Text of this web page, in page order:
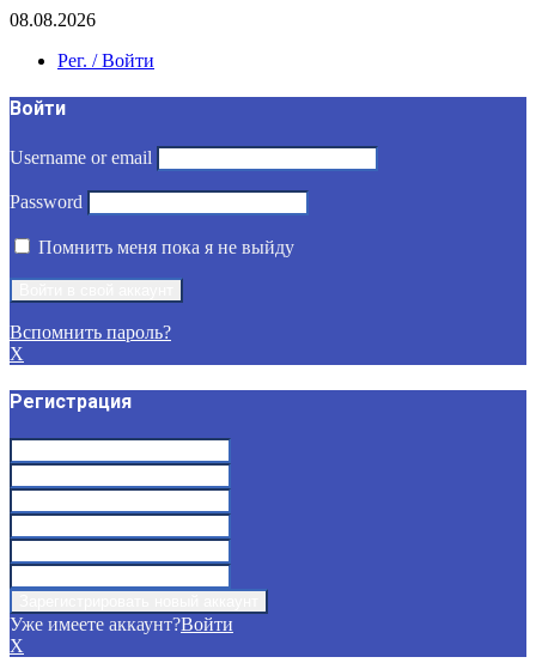
08.08.2026
Рег. / Войти
Войти
Username or email
Password
Помнить меня пока я не выйду
Вспомнить пароль?
X
Регистрация
Уже имеете аккаунт?Войти
X